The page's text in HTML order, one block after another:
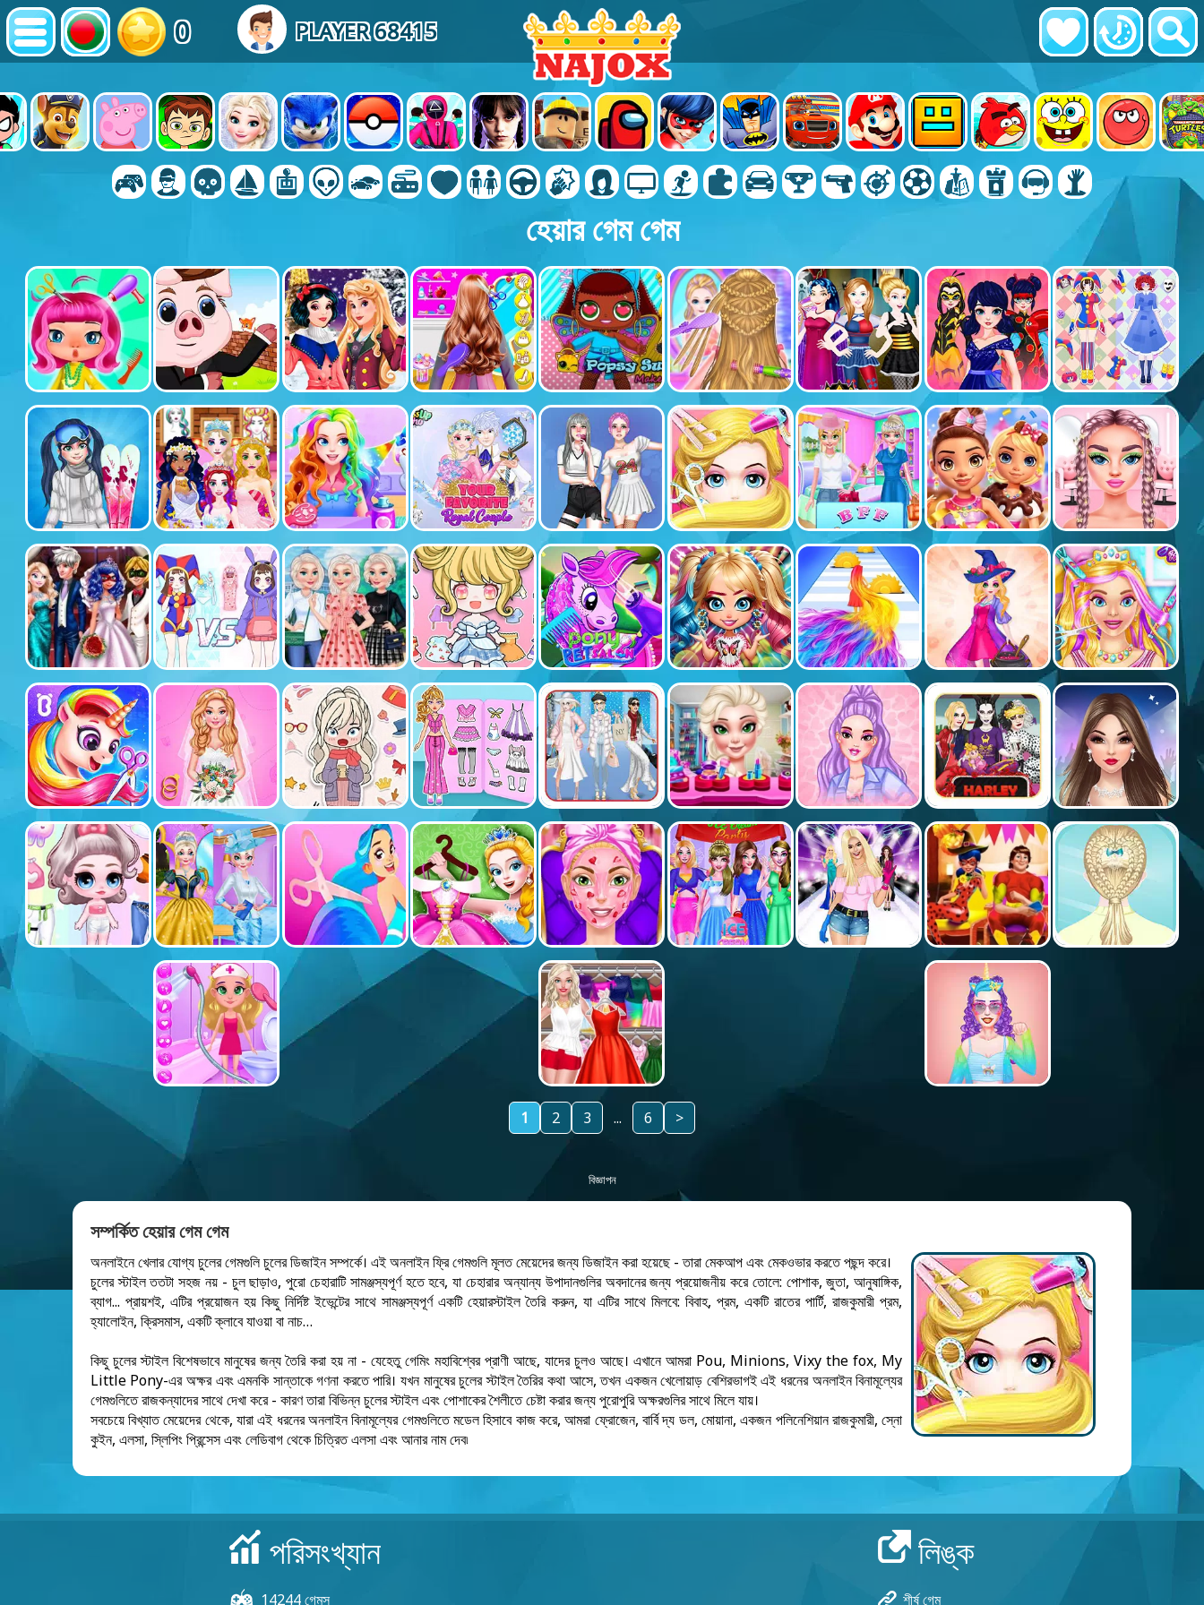
0 PLAYER 68415
হেয়ার গেম গেম
1 2 3 ... 6 >
বিজ্ঞাপন
সম্পর্কিত হেয়ার গেম গেম
অনলাইনে খেলার যোগ্য চুলের গেমগুলি চুলের ডিজাইন সম্পর্কে। এই অনলাইন ফ্রি গেমগুলি মূলত মেয়েদের জন্য ডিজাইন করা হয়েছে - তারা মেকআপ এবং মেকওভার করতে পছন্দ করে।
চুলের স্টাইল ততটা সহজ নয় - চুল ছাড়াও, পুরো চেহারাটি সামঞ্জস্যপূর্ণ হতে হবে, যা চেহারার অন্যান্য উপাদানগুলির অবদানের জন্য প্রয়োজনীয় করে তোলে: পোশাক, জুতা, আনুষাঙ্গিক,
ব্যাগ... প্রায়শই, এটির প্রয়োজন হয় কিছু নির্দিষ্ট ইভেন্টের সাথে সামঞ্জস্যপূর্ণ একটি হেয়ারস্টাইল তৈরি করুন, যা এটির সাথে মিলবে: বিবাহ, প্রম, একটি রাতের পার্টি, রাজকুমারী প্রম,
হ্যালোইন, ক্রিসমাস, একটি ক্লাবে যাওয়া বা নাচ…
কিছু চুলের স্টাইল বিশেষভাবে মানুষের জন্য তৈরি করা হয় না - যেহেতু গেমিং মহাবিশ্বের প্রাণী আছে, যাদের চুলও আছে। এখানে আমরা Pou, Minions, Vixy the fox, My
Little Pony-এর অক্ষর এবং এমনকি সান্তাকে গণনা করতে পারি। যখন মানুষের চুলের স্টাইল তৈরির কথা আসে, তখন একজন খেলোয়াড় বেশিরভাগই এই ধরনের অনলাইন বিনামূল্যের
গেমগুলিতে রাজকন্যাদের সাথে দেখা করে - কারণ তারা বিভিন্ন চুলের স্টাইল এবং পোশাকের শৈলীতে চেষ্টা করার জন্য পুরোপুরি অক্ষরগুলির সাথে মিলে যায়।
সবচেয়ে বিখ্যাত মেয়েদের থেকে, যারা এই ধরনের অনলাইন বিনামূল্যের গেমগুলিতে মডেল হিসাবে কাজ করে, আমরা ফ্রোজেন, বার্বি দ্য ডল, মোয়ানা, একজন পলিনেশিয়ান রাজকুমারী, স্নো
কুইন, এলসা, স্লিপিং প্রিন্সেস এবং লেডিবাগ থেকে চিত্রিত এলসা এবং আনার নাম দেব৷
পরিসংখ্যান
14244 গেমস
লিঙ্ক
শীর্ষ গেম